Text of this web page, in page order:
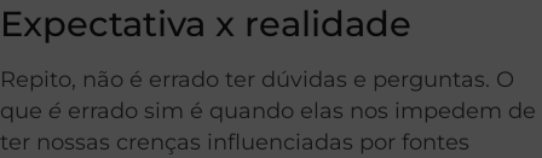
Expectativa x realidade
Repito, não é errado ter dúvidas e perguntas. O
que é errado sim é quando elas nos impedem de
ter nossas crenças influenciadas por fontes